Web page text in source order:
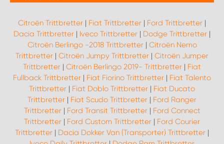
Citroën Trittbretter | Fiat Trittbretter | Ford Trittbretter |
Dacia Trittbretter | Iveco Trittbretter | Dodge Trittbretter |
Citroën Berlingo -2018 Trittbretter| Citroën Nemo
Trittbretter | Citroën Jumpy Trittbretter | Citroën Jumper
Trittbretter | Citroën Berlingo 2019- Trittbretter | Fiat
Fullback Trittbretter | Fiat Fiorino Trittbretter | Fiat Talento
Trittbretter | Fiat Doblo Trittbretter | Fiat Ducato
Trittbretter | Fiat Scudo Trittbretter | Ford Ranger
Trittbretter| Ford Transit Trittbretter| Ford Connect
Trittbretter | Ford Custom Trittbretter | Ford Courier
Trittbretter | Dacia Dokker Van (Transporter) Trittbretter |